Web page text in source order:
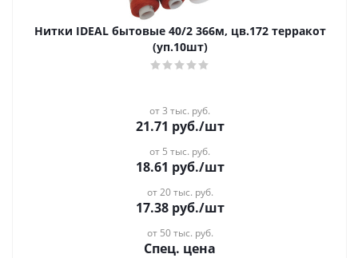
Нитки IDEAL бытовые 40/2 366м, цв.172 терракот
(уп.10шт)
от 3 тыс. руб.
21.71 руб./шт
от 5 тыс. руб.
18.61 руб./шт
от 20 тыс. руб.
17.38руб./шт
от 50 тыс. руб.
Спец. цена